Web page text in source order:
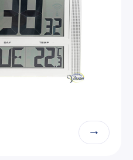
→